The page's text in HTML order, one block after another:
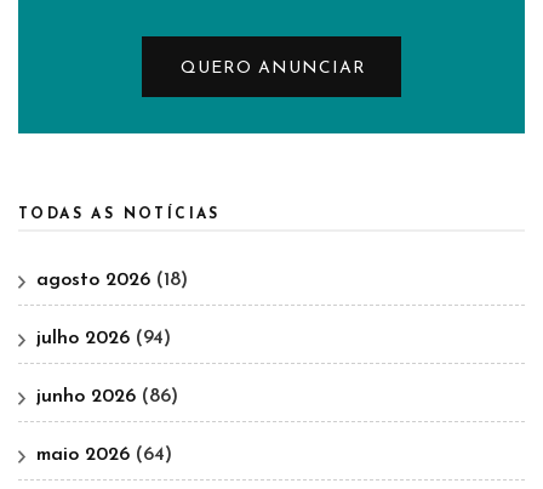
QUERO ANUNCIAR
TODAS AS NOTÍCIAS
agosto 2026 (18)
julho 2026 (94)
junho 2026 (86)
maio 2026 (64)